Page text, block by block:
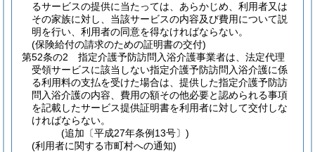
るサービスの提供に当たっては、あらかじめ、利用者又は
その家族に対し、当該サービスの内容及び費用について説
明を行い、利用者の同意を得なければならない。
(保険給付の請求のための証明書の交付)
第52条の2
指定介護予防訪問入浴介護事業者は、法定代理
受領サービスに該当しない指定介護予防訪問入浴介護に係
る利用料の支払を受けた場合は、提供した指定介護予防訪
問入浴介護の内容、費用の額その他必要と認められる事項
を記載したサービス提供証明書を利用者に対して交付しな
ければならない。
(追加〔平成27年条例13号〕)
(利用者に関する市町村への通知)